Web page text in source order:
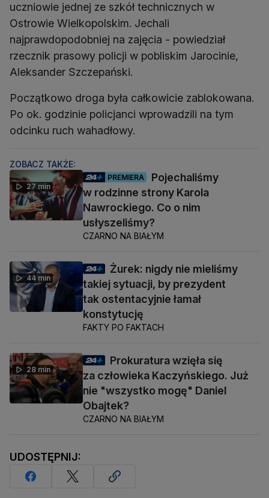
uczniowie jednej ze szkół technicznych w
Ostrowie Wielkopolskim. Jechali
najprawdopodobniej na zajęcia - powiedział
rzecznik prasowy policji w pobliskim Jarocinie,
Aleksander Szczepański.
Początkowo droga była całkowicie zablokowana.
Po ok. godzinie policjanci wprowadzili na tym
odcinku ruch wahadłowy.
ZOBACZ TAKŻE:
27 min
PREMIERA
Pojechaliśmy
w rodzinne strony Karola
Nawrockiego. Co o nim
usłyszeliśmy?
CZARNO NA BIAŁYM
44 min
Żurek: nigdy nie mieliśmy
takiej sytuacji, by prezydent
tak ostentacyjnie łamał
konstytucję
FAKTY PO FAKTACH
28 min
Prokuratura wzięła się
za człowieka Kaczyńskiego. Już
nie "wszystko mogę" Daniel
Obajtek?
CZARNO NA BIAŁYM
UDOSTĘPNIJ: